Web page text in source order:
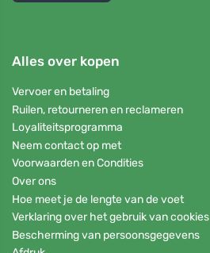
Alles over kopen
Vervoer en betaling
Ruilen, retourneren en reclameren
Loyaliteitsprogramma
Neem contact op met
Voorwaarden en Condities
Over ons
Hoe meet je de lengte van de voet
Verklaring over het gebruik van cookies
Bescherming van persoonsgegevens